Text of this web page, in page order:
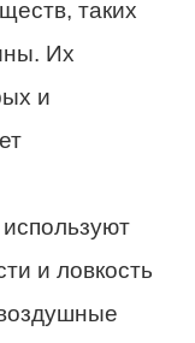
таких
Их
и
и ловкость